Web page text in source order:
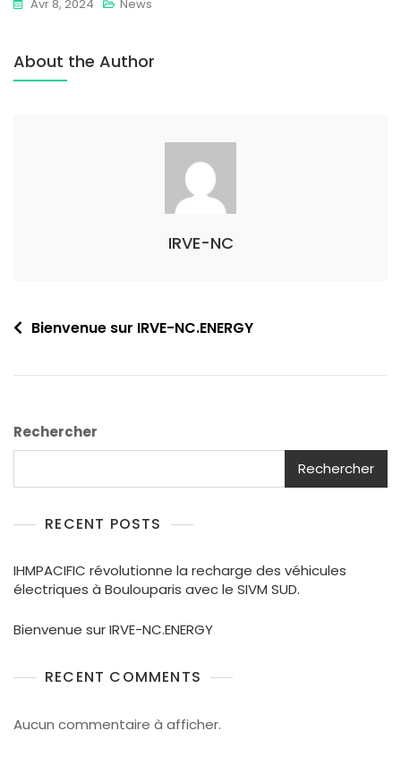
Avr 8, 2024 News
About the Author
IRVE-NC
Bienvenue sur IRVE-NC.ENERGY
Rechercher
Rechercher
RECENT POSTS
IHMPACIFIC révolutionne la recharge des véhicules
électriques à Boulouparis avec le SIVM SUD.
Bienvenue sur IRVE-NC.ENERGY
RECENT COMMENTS
Aucun commentaire à afficher.